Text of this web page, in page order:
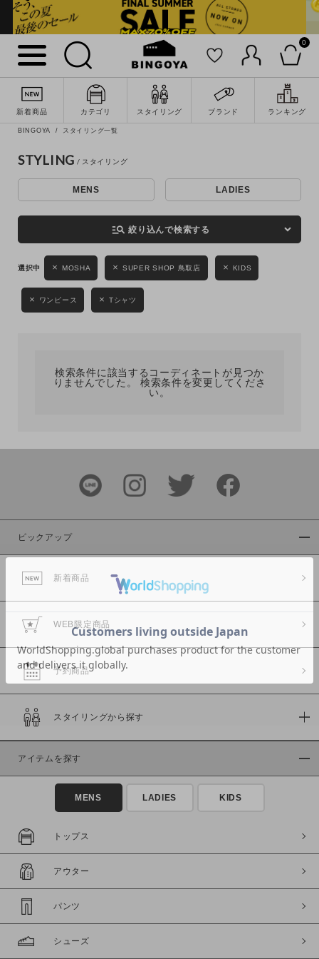
0
新着商品 カテゴリ スタイリング ブランド ランキング
詳細検索
キーワード
性別
MENS LADIES KIDS
ブランド
カラー
商品タイプ
通常商品
セール価格
在庫
在庫あり
BINGOYA スタイリング一覧
STYLING
MENS LADIES
manage_search 絞り込んで検索する
MOSHA SUPER SHOP 鳥取店 KIDS
ワンピース Tシャツ
検索条件に該当するコーディネートが見つか
りませんでした。 検索条件を変更してくださ
い。
ピックアップ
新着商品
WEB限定商品
予約商品
スタイリングから探す
アイテムを探す
MENS LADIES KIDS
トップス
アウター
パンツ
シューズ